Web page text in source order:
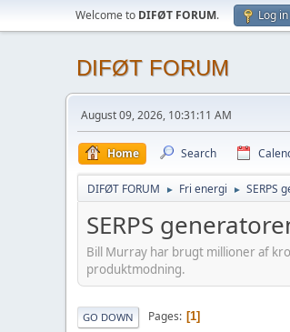
Welcome to DIFØT FORUM. Log in
DIFØT FORUM
August 09, 2026, 10:31:11 AM
Home Search
DIFØT FORUM ► Fri energi ► SERPS
SERPS
Bill Murray har brugt millioner af
produktmodning.
GO DOWN Pages 1